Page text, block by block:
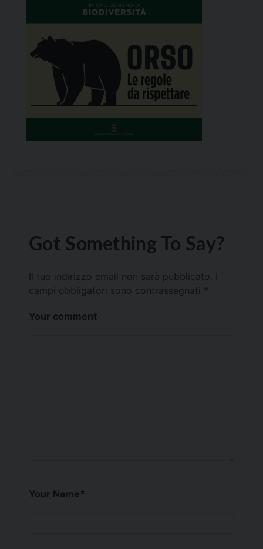
Got Something To Say?
Il tuo indirizzo email non sarà pubblicato.
campi obbligatori sono contrassegnati *
Your comment
Your Name*